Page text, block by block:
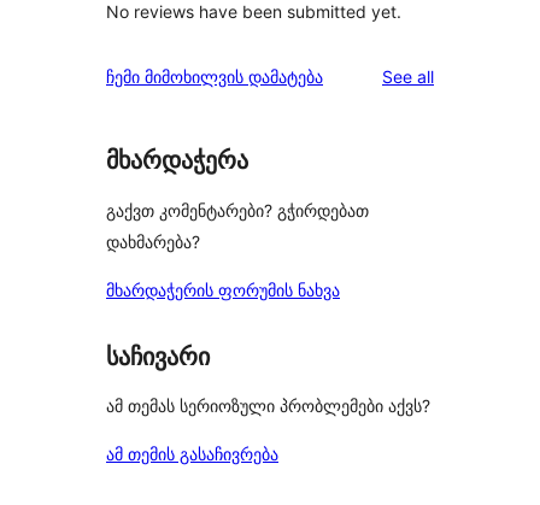
No reviews have been submitted yet.
ჩემი მიმოხილვის დამატება See allreviews
მხარდაჭერა
გაქვთ კომენტარები? გჭირდებათ
დახმარება?
მხარდაჭერის ფორუმის ნახვა
საჩივარი
ამ თემას სერიოზული პრობლემები აქვს?
ამ თემის გასაჩივრება